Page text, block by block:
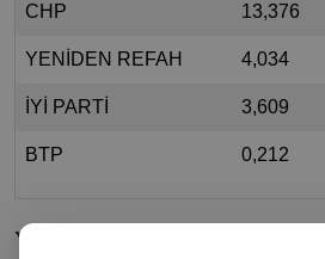
CHP 13,376
YENİDEN REFAH 4,034
İYİ PARTİ 3,609
BTP 0,212
Yorumlar